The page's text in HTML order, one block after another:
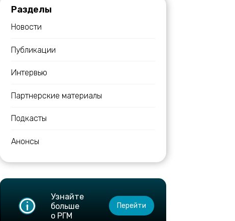
Разделы
Новости
Публикации
Интервью
Партнерские материалы
Подкасты
Анонсы
Узнайте
больше
о РГМ
Перейти